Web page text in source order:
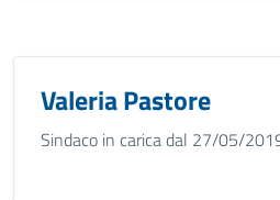
Valeria Pastore
Sindaco in carica dal 27/05/